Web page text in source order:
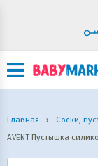
Главная › Соски,
AVENT Пустышка